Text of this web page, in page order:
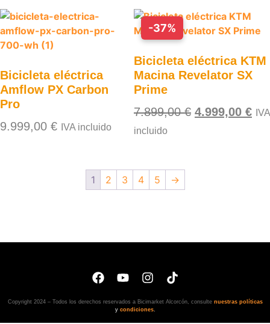
Bicicleta eléctrica
Amflow PX Carbon
Pro
9.999,00 € IVA incluido
-37%
Bicicleta eléctrica KTM
Macina Revelator SX
Prime
7.899,00€ 4.999,00 € IVA
incluido
1 2 3 4 5 →
Copyright 2024 – Todos los derechos reservados a Bicimarket Alcorcón, consulte nuestras políticas
y condiciones.